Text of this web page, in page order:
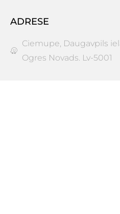
ADRESE
Ciemupe, Daugavpils
Ogres Novads. Lv-5001